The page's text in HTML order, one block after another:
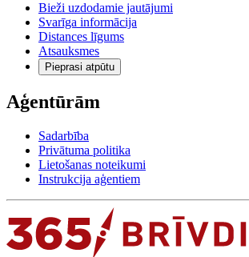
Bieži uzdodamie jautājumi
Svarīga informācija
Distances līgums
Atsauksmes
Pieprasi atpūtu
Aģentūrām
Sadarbība
Privātuma politika
Lietošanas noteikumi
Instrukcija aģentiem